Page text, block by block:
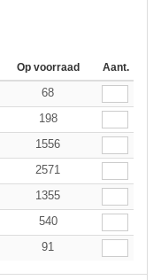
Op voorraad Aant.
68
198
1556
2571
1355
540
91